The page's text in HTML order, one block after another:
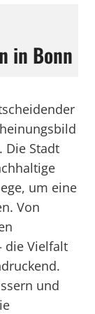
in Bonn
Die Stadt
um eine
Von
die Vielfalt
und